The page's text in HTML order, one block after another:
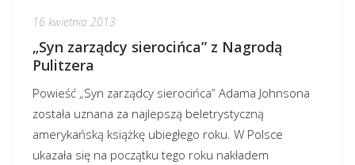
16 kwietnia 2013
„Syn zarządcy sierocińca” z Nagrodą
Pulitzera
Powieść „Syn zarządcy sierocińca” Adama Johnsona
została uznana za najlepszą beletrystyczną
amerykańską książkę ubiegłego roku. W Polsce
ukazała się na początku tego roku nakładem